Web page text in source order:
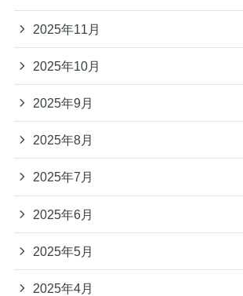
2025年11月
2025年10月
2025年9月
2025年8月
2025年7月
2025年6月
2025年5月
2025年4月